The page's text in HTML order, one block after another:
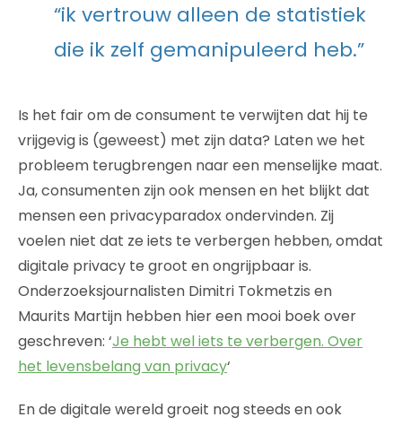
“ik vertrouw alleen de statistiek
die ik zelf gemanipuleerd heb.”
Is het fair om de consument te verwijten dat hij te
vrijgevig is (geweest) met zijn data? Laten we het
probleem terugbrengen naar een menselijke maat.
Ja, consumenten zijn ook mensen en het blijkt dat
mensen een privacyparadox ondervinden. Zij
voelen niet dat ze iets te verbergen hebben, omdat
digitale privacy te groot en ongrijpbaar is.
Onderzoeksjournalisten Dimitri Tokmetzis en
Maurits Martijn hebben hier een mooi boek over
geschreven: ‘Je hebt wel iets te verbergen. Over
het levensbelang van privacy‘
En de digitale wereld groeit nog steeds en ook